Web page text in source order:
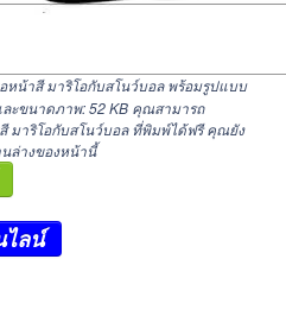
หน้าสี มาริโอกับสโนว์บอล พร้อมรูปแบบ
ะขนาดภาพ: 52 KB คุณสามารถ
มาริโอกับสโนว์บอล ที่พิมพ์ได้ฟรี คุณยัง
ล่างของหน้านี้
ลน์